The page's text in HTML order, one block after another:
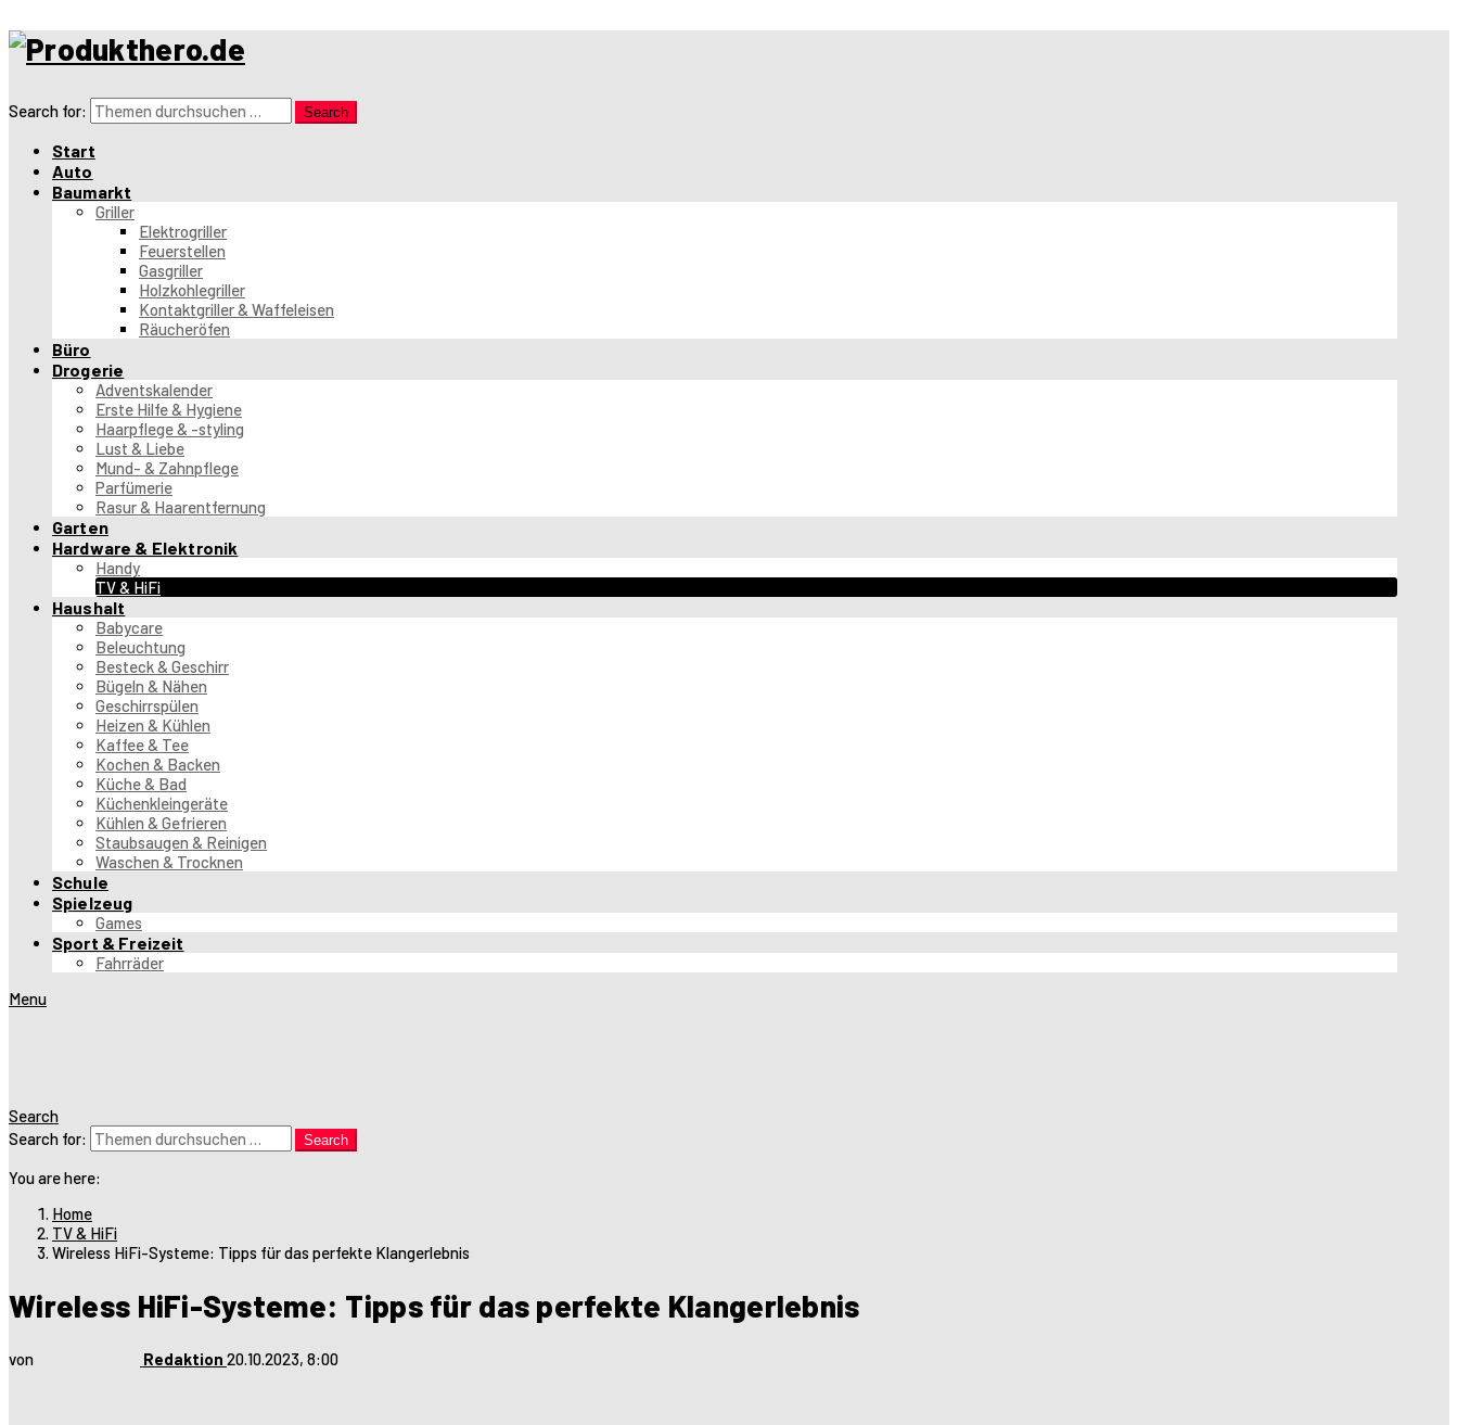
Search for: Search
Start
Auto
Baumarkt
Griller
Elektrogriller
Feuerstellen
Gasgriller
Holzkohlegriller
Kontaktgriller & Waffeleisen
Räucheröfen
Büro
Drogerie
Adventskalender
Erste Hilfe & Hygiene
Haarpflege & -styling
Lust & Liebe
Mund- & Zahnpflege
Parfümerie
Rasur & Haarentfernung
Garten
Hardware & Elektronik
Handy
TV & HiFi
Haushalt
Babycare
Beleuchtung
Besteck & Geschirr
Bügeln & Nähen
Geschirrspülen
Heizen & Kühlen
Kaffee & Tee
Kochen & Backen
Küche & Bad
Küchenkleingeräte
Kühlen & Gefrieren
Staubsaugen & Reinigen
Waschen & Trocknen
Schule
Spielzeug
Games
Sport & Freizeit
Fahrräder
Menu
Search
Search for:
Search
You are here:
Home
TV & HiFi
Wireless HiFi-Systeme: Tipps für das perfekte Klangerlebnis
Wireless HiFi-Systeme: Tipps für das perfekte Klangerlebnis
von Redaktion 20.10.2023, 8:00